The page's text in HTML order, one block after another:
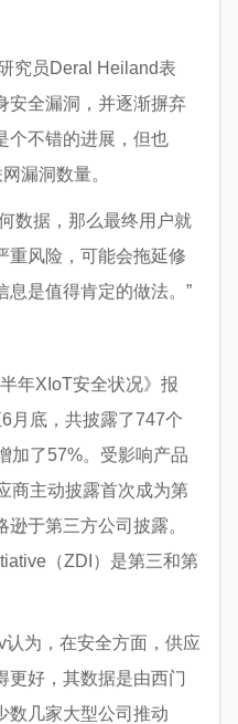
究员Deral Heiland表
安全漏洞，并逐渐摒弃
个不错的进展，但也
漏洞数量。
数据，那么最终用户就
重风险，可能会拖延修
息是值得肯定的做法。”
年XIoT安全状况》报
月底，共披露了747个
加了57%。受影响产品
商主动披露首次成为第
于第三方公司披露。
（ZDI）是第三和第
为，在安全方面，供应
更好，其数据是由西门
数几家大型公司推动